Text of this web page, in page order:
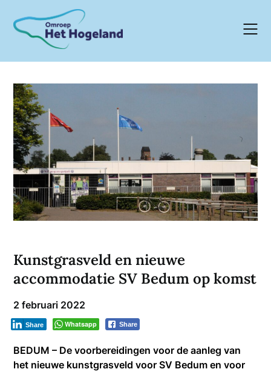
content
Kunstgrasveld en nieuwe
accommodatie SV Bedum op komst
2 februari 2022
Whatsapp Share
Share
BEDUM – De voorbereidingen voor de aanleg van
het nieuwe kunstgrasveld voor SV Bedum en voor